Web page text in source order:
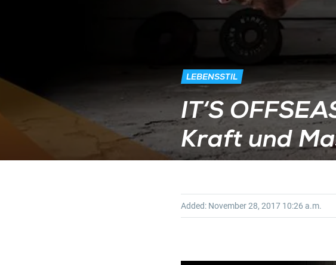
LEBENSSTIL
IT‘S
Kraft und
Added: November 28, 2017 10:26 a.m.